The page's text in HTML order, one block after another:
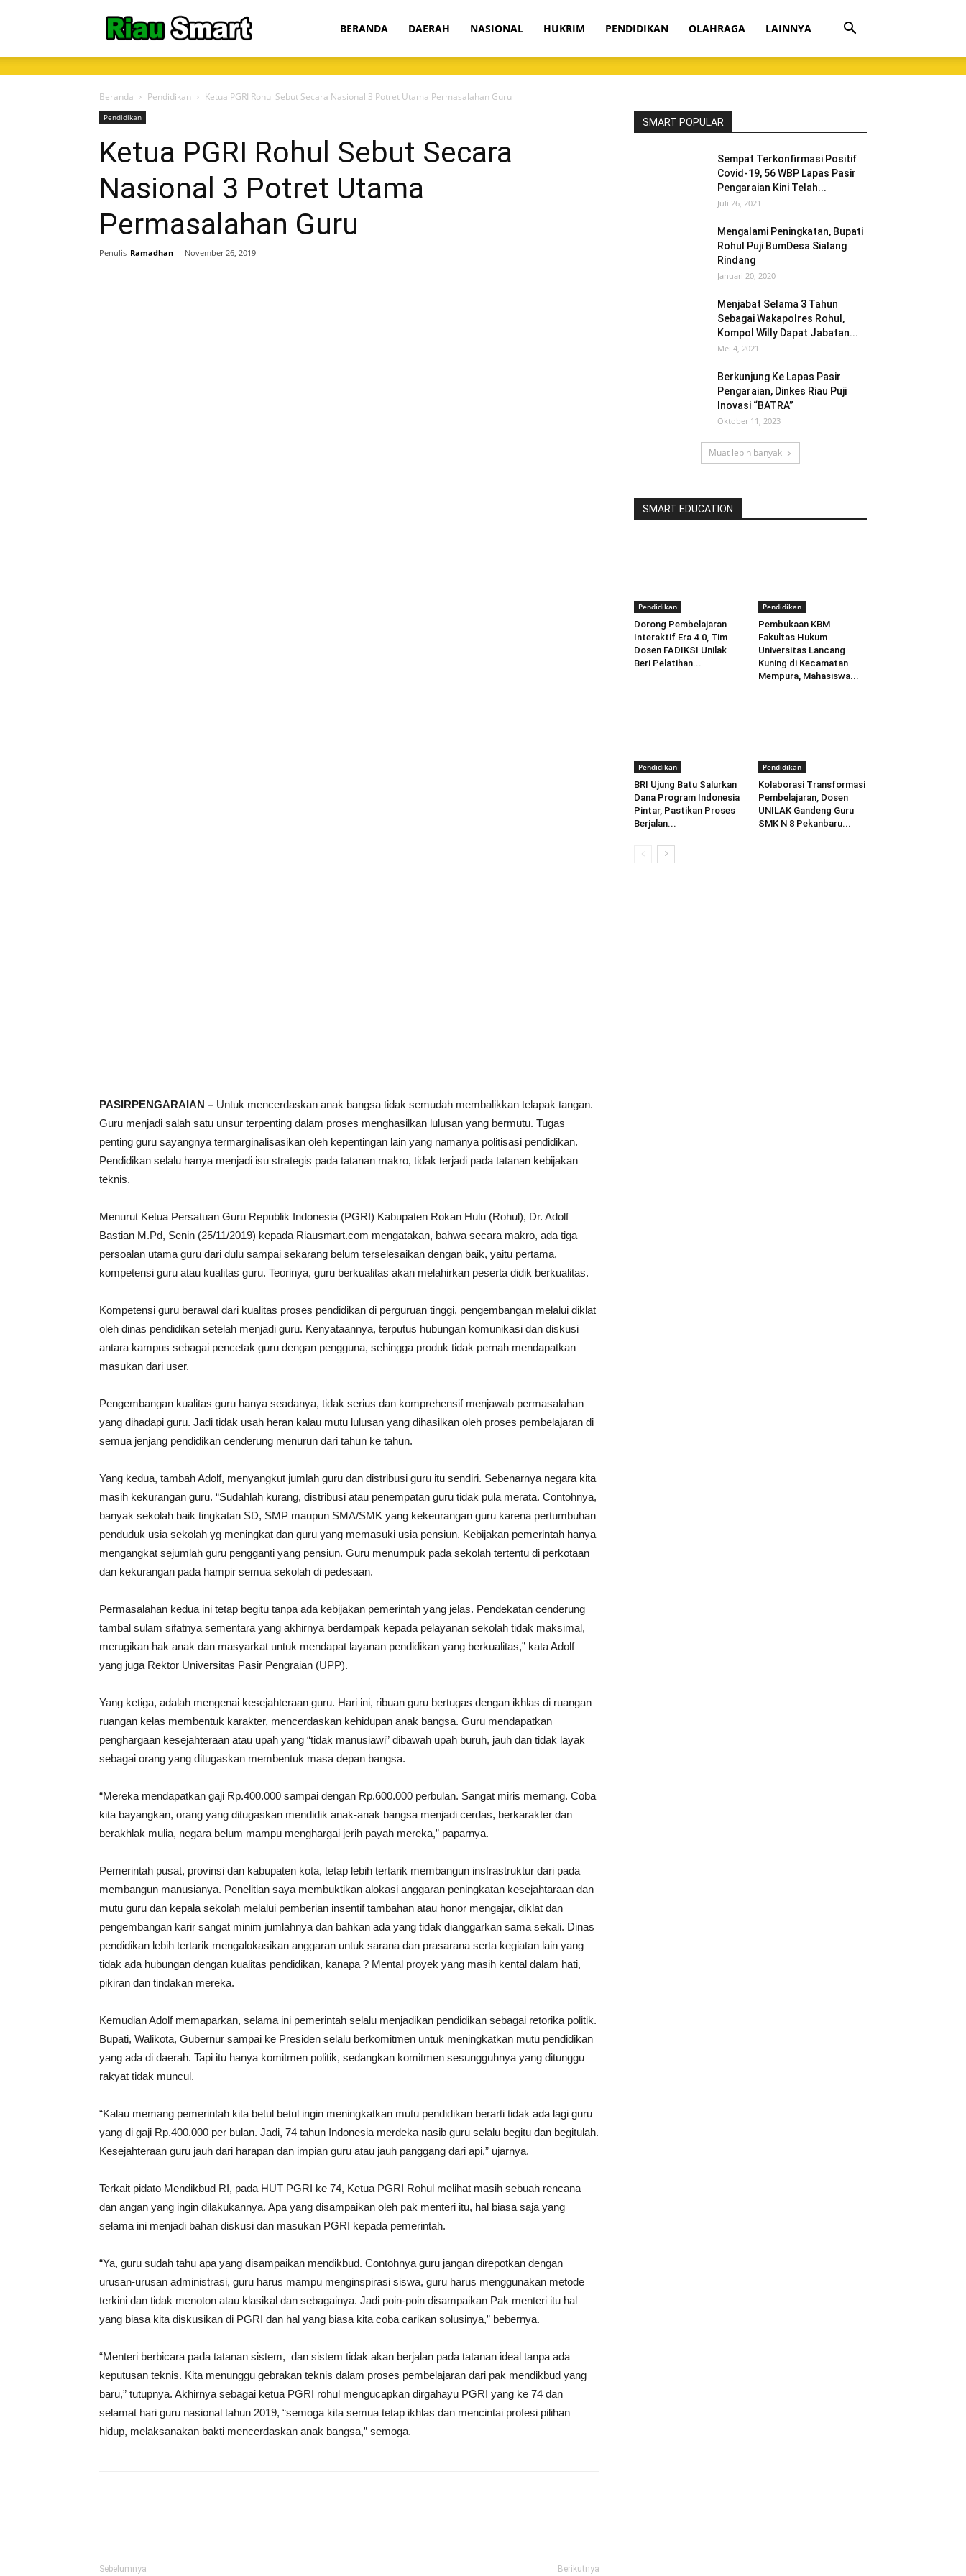
BERANDA DAERAH NASIONAL HUKRIM PENDIDIKAN OLAHRAGA LAINNYA
Beranda Pendidikan Ketua PGRI Rohul Sebut Secara Nasional 3 Potret Utama Permasalahan Guru
Pendidikan
Ketua PGRI Rohul Sebut Secara
Nasional 3 Potret Utama
Permasalahan Guru
Penulis Ramadhan - November 26, 2019
PASIRPENGARAIAN – Untuk mencerdaskan anak bangsa tidak semudah membalikkan telapak tangan.
Guru menjadi salah satu unsur terpenting dalam proses menghasilkan lulusan yang bermutu. Tugas
penting guru sayangnya termarginalisasikan oleh kepentingan lain yang namanya politisasi pendidikan.
Pendidikan selalu hanya menjadi isu strategis pada tatanan makro, tidak terjadi pada tatanan kebijakan
teknis.
Menurut Ketua Persatuan Guru Republik Indonesia (PGRI) Kabupaten Rokan Hulu (Rohul), Dr. Adolf
Bastian M.Pd, Senin (25/11/2019) kepada Riausmart.com mengatakan, bahwa secara makro, ada tiga
persoalan utama guru dari dulu sampai sekarang belum terselesaikan dengan baik, yaitu pertama,
kompetensi guru atau kualitas guru. Teorinya, guru berkualitas akan melahirkan peserta didik berkualitas.
Kompetensi guru berawal dari kualitas proses pendidikan di perguruan tinggi, pengembangan melalui diklat
oleh dinas pendidikan setelah menjadi guru. Kenyataannya, terputus hubungan komunikasi dan diskusi
antara kampus sebagai pencetak guru dengan pengguna, sehingga produk tidak pernah mendapatkan
masukan dari user.
Pengembangan kualitas guru hanya seadanya, tidak serius dan komprehensif menjawab permasalahan
yang dihadapi guru. Jadi tidak usah heran kalau mutu lulusan yang dihasilkan oleh proses pembelajaran di
semua jenjang pendidikan cenderung menurun dari tahun ke tahun.
Yang kedua, tambah Adolf, menyangkut jumlah guru dan distribusi guru itu sendiri. Sebenarnya negara kita
masih kekurangan guru. “Sudahlah kurang, distribusi atau penempatan guru tidak pula merata. Contohnya,
banyak sekolah baik tingkatan SD, SMP maupun SMA/SMK yang kekeurangan guru karena pertumbuhan
penduduk usia sekolah yg meningkat dan guru yang memasuki usia pensiun. Kebijakan pemerintah hanya
mengangkat sejumlah guru pengganti yang pensiun. Guru menumpuk pada sekolah tertentu di perkotaan
dan kekurangan pada hampir semua sekolah di pedesaan.
Permasalahan kedua ini tetap begitu tanpa ada kebijakan pemerintah yang jelas. Pendekatan cenderung
tambal sulam sifatnya sementara yang akhirnya berdampak kepada pelayanan sekolah tidak maksimal,
merugikan hak anak dan masyarkat untuk mendapat layanan pendidikan yang berkualitas,” kata Adolf
yang juga Rektor Universitas Pasir Pengraian (UPP).
Yang ketiga, adalah mengenai kesejahteraan guru. Hari ini, ribuan guru bertugas dengan ikhlas di ruangan
ruangan kelas membentuk karakter, mencerdaskan kehidupan anak bangsa. Guru mendapatkan
penghargaan kesejahteraan atau upah yang “tidak manusiawi” dibawah upah buruh, jauh dan tidak layak
sebagai orang yang ditugaskan membentuk masa depan bangsa.
“Mereka mendapatkan gaji Rp.400.000 sampai dengan Rp.600.000 perbulan. Sangat miris memang. Coba
kita bayangkan, orang yang ditugaskan mendidik anak-anak bangsa menjadi cerdas, berkarakter dan
berakhlak mulia, negara belum mampu menghargai jerih payah mereka,” paparnya.
Pemerintah pusat, provinsi dan kabupaten kota, tetap lebih tertarik membangun insfrastruktur dari pada
membangun manusianya. Penelitian saya membuktikan alokasi anggaran peningkatan kesejahtaraan dan
mutu guru dan kepala sekolah melalui pemberian insentif tambahan atau honor mengajar, diklat dan
pengembangan karir sangat minim jumlahnya dan bahkan ada yang tidak dianggarkan sama sekali. Dinas
pendidikan lebih tertarik mengalokasikan anggaran untuk sarana dan prasarana serta kegiatan lain yang
tidak ada hubungan dengan kualitas pendidikan, kanapa ? Mental proyek yang masih kental dalam hati,
pikiran dan tindakan mereka.
Kemudian Adolf memaparkan, selama ini pemerintah selalu menjadikan pendidikan sebagai retorika politik.
Bupati, Walikota, Gubernur sampai ke Presiden selalu berkomitmen untuk meningkatkan mutu pendidikan
yang ada di daerah. Tapi itu hanya komitmen politik, sedangkan komitmen sesungguhnya yang ditunggu
rakyat tidak muncul.
“Kalau memang pemerintah kita betul betul ingin meningkatkan mutu pendidikan berarti tidak ada lagi guru
yang di gaji Rp.400.000 per bulan. Jadi, 74 tahun Indonesia merdeka nasib guru selalu begitu dan begitulah.
Kesejahteraan guru jauh dari harapan dan impian guru atau jauh panggang dari api,” ujarnya.
Terkait pidato Mendikbud RI, pada HUT PGRI ke 74, Ketua PGRI Rohul melihat masih sebuah rencana
dan angan yang ingin dilakukannya. Apa yang disampaikan oleh pak menteri itu, hal biasa saja yang
selama ini menjadi bahan diskusi dan masukan PGRI kepada pemerintah.
“Ya, guru sudah tahu apa yang disampaikan mendikbud. Contohnya guru jangan direpotkan dengan
urusan-urusan administrasi, guru harus mampu menginspirasi siswa, guru harus menggunakan metode
terkini dan tidak menoton atau klasikal dan sebagainya. Jadi poin-poin disampaikan Pak menteri itu hal
yang biasa kita diskusikan di PGRI dan hal yang biasa kita coba carikan solusinya,” bebernya.
“Menteri berbicara pada tatanan sistem, dan sistem tidak akan berjalan pada tatanan ideal tanpa ada
keputusan teknis. Kita menunggu gebrakan teknis dalam proses pembelajaran dari pak mendikbud yang
baru,” tutupnya. Akhirnya sebagai ketua PGRI rohul mengucapkan dirgahayu PGRI yang ke 74 dan
selamat hari guru nasional tahun 2019, “semoga kita semua tetap ikhlas dan mencintai profesi pilihan
hidup, melaksanakan bakti mencerdaskan anak bangsa,” semoga.
Sebelumnya Berikutnya
SMART POPULAR
Sempat Terkonfirmasi Positif
Covid-19, 56 WBP Lapas Pasir
Pengaraian Kini Telah...
Juli 26, 2021
Mengalami Peningkatan, Bupati
Rohul Puji BumDesa Sialang
Rindang
Januari 20, 2020
Menjabat Selama 3 Tahun
Sebagai Wakapolres Rohul,
Kompol Willy Dapat Jabatan...
Mei 4, 2021
Berkunjung Ke Lapas Pasir
Pengaraian, Dinkes Riau Puji
Inovasi “BATRA”
Oktober 11, 2023
Muat lebih banyak
SMART EDUCATION
Pendidikan
Dorong Pembelajaran
Interaktif Era 4.0, Tim
Dosen FADIKSI Unilak
Beri Pelatihan...
Pendidikan
Pembukaan KBM
Fakultas Hukum
Universitas Lancang
Kuning di Kecamatan
Mempura, Mahasiswa...
Pendidikan
BRI Ujung Batu Salurkan
Dana Program Indonesia
Pintar, Pastikan Proses
Berjalan...
Pendidikan
Kolaborasi Transformasi
Pembelajaran, Dosen
UNILAK Gandeng Guru
SMK N 8 Pekanbaru...